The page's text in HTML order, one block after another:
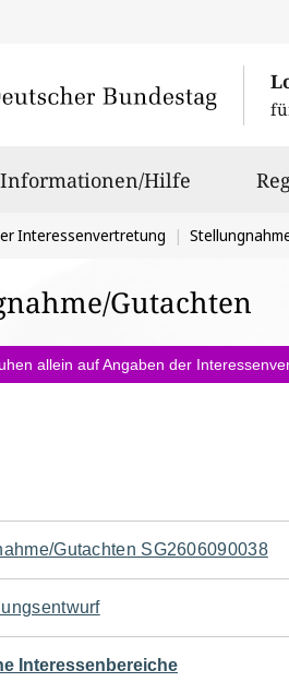
Informationen/Hilfe
Interessenvertretung
Gutachten
allein auf Angaben der
Gutachten SG2606090038
Interessenbereiche